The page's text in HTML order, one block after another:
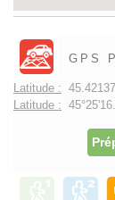
GPS
Latitude :
Latitude :